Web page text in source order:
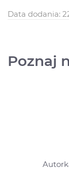
Data dodania:
Poznaj